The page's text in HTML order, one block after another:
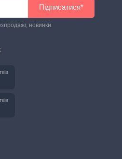
Підписатися*
новинки.